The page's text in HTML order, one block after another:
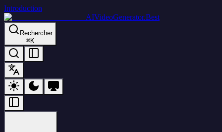
Introduction
AIVideoGenerator.Best
Rechercher
⌘K